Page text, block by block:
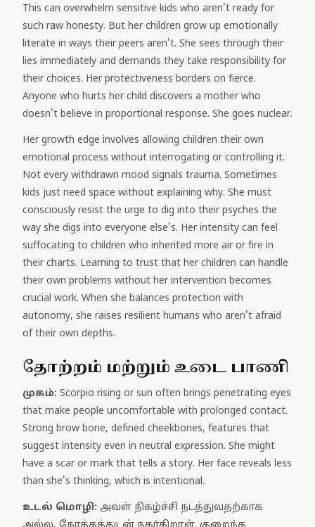
This can overwhelm sensitive kids who aren't ready for
such raw honesty. But her children grow up emotionally
literate in ways their peers aren't. She sees through their
lies immediately and demands they take responsibility for
their choices. Her protectiveness borders on fierce.
Anyone who hurts her child discovers a mother who
doesn't believe in proportional response. She goes nuclear.
Her growth edge involves allowing children their own
emotional process without interrogating or controlling it.
Not every withdrawn mood signals trauma. Sometimes
kids just need space without explaining why. She must
consciously resist the urge to dig into their psyches the
way she digs into everyone else's. Her intensity can feel
suffocating to children who inherited more air or fire in
their charts. Learning to trust that her children can handle
their own problems without her intervention becomes
crucial work. When she balances protection with
autonomy, she raises resilient humans who aren't afraid
of their own depths.
தோற்றம் மற்றும் உடை பாணி
முகம்: Scorpio rising or sun often brings penetrating eyes
that make people uncomfortable with prolonged contact.
Strong brow bone, defined cheekbones, features that
suggest intensity even in neutral expression. She might
have a scar or mark that tells a story. Her face reveals less
than she's thinking, which is intentional.
உடல் மொழி: அவள் நிகழ்ச்சி நடத்துவதற்காக